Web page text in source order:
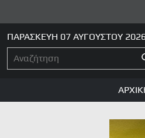
ΠΑΡΑΣΚΕΥΗ 07 ΑΥΓΟΥΣΤΟΥ